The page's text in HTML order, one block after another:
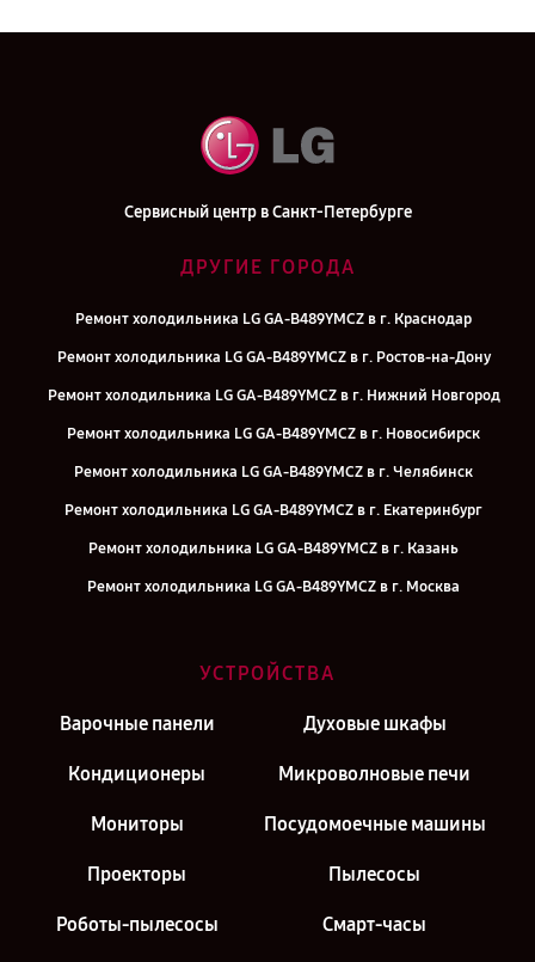
Сервисный центр в Санкт-Петербурге
ДРУГИЕ ГОРОДА
Ремонт холодильника LG GA-B489YMCZ в г. Краснодар
Ремонт холодильника LG GA-B489YMCZ в г. Ростов-на-Дону
Ремонт холодильника LG GA-B489YMCZ в г. Нижний Новгород
Ремонт холодильника LG GA-B489YMCZ в г. Новосибирск
Ремонт холодильника LG GA-B489YMCZ в г. Челябинск
Ремонт холодильника LG GA-B489YMCZ в г. Екатеринбург
Ремонт холодильника LG GA-B489YMCZ в г. Казань
Ремонт холодильника LG GA-B489YMCZ в г. Москва
УСТРОЙСТВА
Варочные панели Духовые шкафы
Кондиционеры Микроволновые печи
Мониторы Посудомоечные машины
Проекторы Пылесосы
Роботы-пылесосы Смарт-часы